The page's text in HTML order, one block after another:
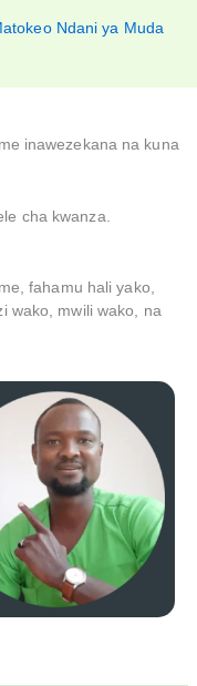
Ndani ya Muda
inawezekana na kuna
cha kwanza.
fahamu hali yako,
wako, mwili wako, na